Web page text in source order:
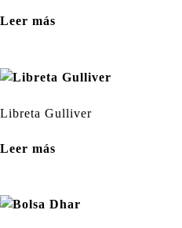
Leer más
Libreta Gulliver
Leer más